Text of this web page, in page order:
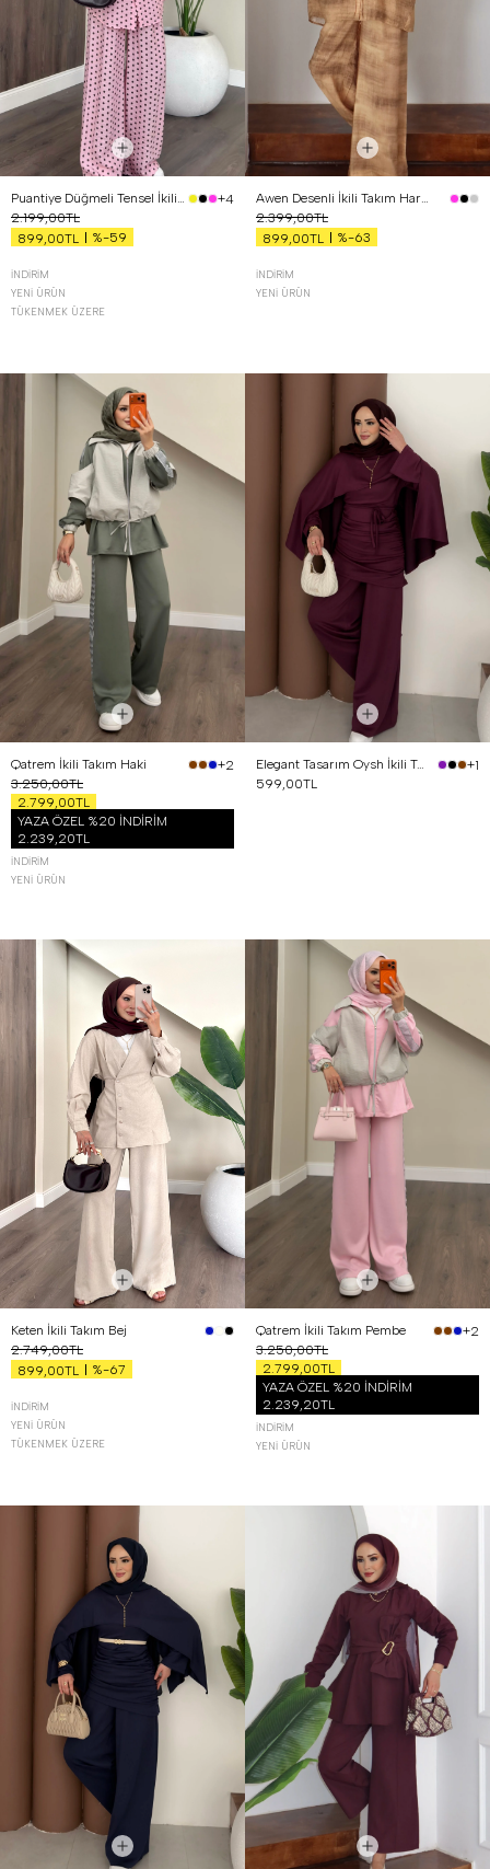
Puantiye Düğmeli Tensel İkili Takım Pembe
+4
2.199,00TL
899,00TL
%-59
İNDIRIM
YENI ÜRÜN
TÜKENMEK ÜZERE
Awen Desenli İkili Takım Hardal
2.399,00TL
899,00TL
%-63
İNDIRIM
YENI ÜRÜN
Qatrem İkili Takım Haki
+2
3.250,00TL
2.799,00TL
YAZA ÖZEL %20 İNDİRİM
2.239,20TL
İNDIRIM
YENI ÜRÜN
Elegant Tasarım Oysh İkili Takım Mürdüm
+1
599,00TL
Keten İkili Takım Bej
2.749,00TL
899,00TL
%-67
İNDIRIM
YENI ÜRÜN
TÜKENMEK ÜZERE
Qatrem İkili Takım Pembe
+2
3.250,00TL
2.799,00TL
YAZA ÖZEL %20 İNDİRİM
2.239,20TL
İNDIRIM
YENI ÜRÜN